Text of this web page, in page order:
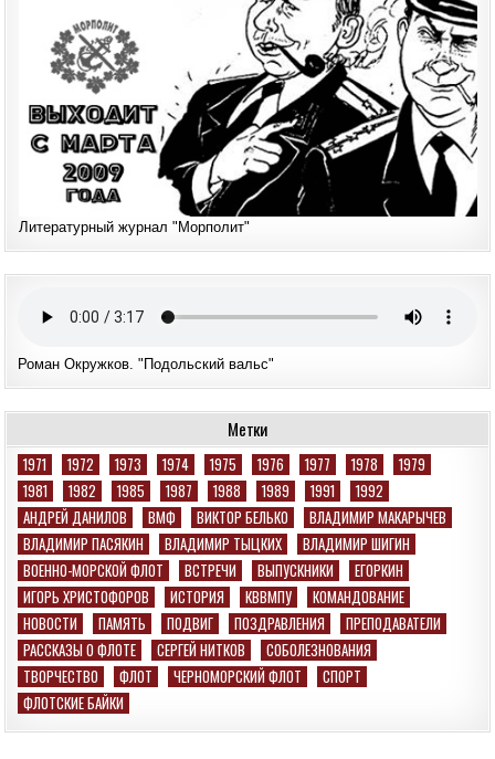
Литературный журнал "Морполит"
Роман Окружков. "Подольский вальс"
Метки
1971 1972 1973 1974 1975 1976 1977 1978
1979
1981
1982 1985 1987 1988 1989 1991
1992
АНДРЕЙ ДАНИЛОВ
ВМФ ВИКТОР БЕЛЬКО
ВЛАДИМИР МАКАРЫЧЕВ
ВЛАДИМИР ПАСЯКИН
ВЛАДИМИР ТЫЦКИХ
ВЛАДИМИР ШИГИН
ВОЕННО-МОРСКОЙ ФЛОТ
ВСТРЕЧИ ВЫПУСКНИКИ
ЕГОРКИН
ИГОРЬ ХРИСТОФОРОВ
ИСТОРИЯ КВВМПУ
КОМАНДОВАНИЕ
НОВОСТИ
ПАМЯТЬ ПОДВИГ ПОЗДРАВЛЕНИЯ
ПРЕПОДАВАТЕЛИ
РАССКАЗЫ О ФЛОТЕ
СЕРГЕЙ НИТКОВ
СОБОЛЕЗНОВАНИЯ
ТВОРЧЕСТВО
ФЛОТ ЧЕРНОМОРСКИЙ ФЛОТ
СПОРТ
ФЛОТСКИЕ БАЙКИ